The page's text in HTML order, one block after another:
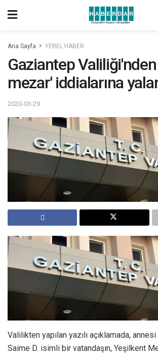
Ana Sayfa YEREL HABER
Gaziantep
mezar' iddialarına
2020-03-29
Valilikten yapılan yazılı açıklamada,
Saime D. isimli bir vatandaşın, Yeşilkent